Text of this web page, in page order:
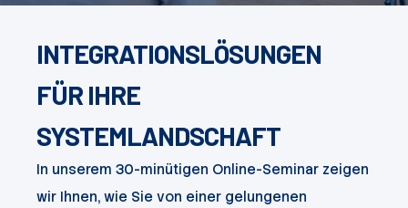
INTEGRATIONSLÖSUNGEN
FÜR IHRE
SYSTEMLANDSCHAFT
In unserem 30-minütigen Online-Seminar zeigen
wir Ihnen, wie Sie von einer gelungenen